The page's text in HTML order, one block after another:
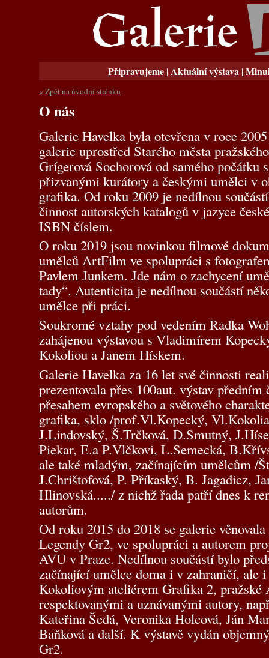
Připravujeme|Aktuální výstava |
« Zpět na úvodní stránku
O nás
Galerie Havelka byla otevřena v roce
galerie uprostřed Starého města
Grígerová Sochorová od samého počátku
přizvanými kurátory a českými umělci v
grafika. Od roku 2009 je nedílnou
činnost autorských katalogů v jazyce
ISBN číslem.
O roku 2019 jsou novinkou filmové
umělců ArtFilm ve spolupráci s
Pavlem Junkem. Jde nám o zachycení
tady“. Autenticita je nedílnou součástí
umělce při práci.
Soukromé vztahy pod vedením Radka
zahájenou výstavou s Vladimírem
Kokoliou a Janem Hískem.
Galerie Havelka za 16 let své činnosti
prezentovala přes 100aut. výstav
přesahem evropského a světového
grafika, sklo /prof.Vl.Kopecký,
J.Lindovský, Š.Trčková, D.Smutný,
Piekar, E.a P.Vlčkovi, L.Semecká,
ale také mladým, začínajícím umělcům /
J.Chrištofová, P. Příkaský, B. Jagadicz,
Hlinovská...../ z nichž řada patří dnes k
autorům.
Od roku 2015 do 2018 se galerie
Legendy Gr2, ve spolupráci a autorem
AVU v Praze. Nedílnou součástí bylo
začínající umělce doma i v zahraničí, ale
Kokoliovým ateliérem Grafika 2, pražské
respektovanými a uznávanými autory,
Kateřina Šedá, Veronika Holcová, Ján
Baňková a další. K výstavě vydán
Gr2.